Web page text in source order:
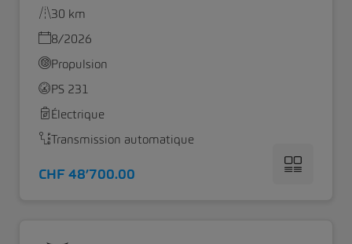
30 km
8/2026
Propulsion
PS 231
Électrique
Transmission automatique
CHF 48’700.00